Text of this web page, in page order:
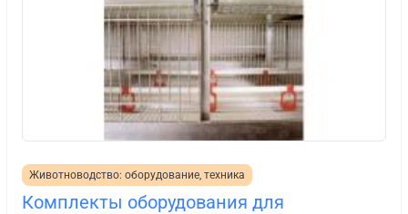
Животноводство: оборудование, техника
Комплекты оборудования для